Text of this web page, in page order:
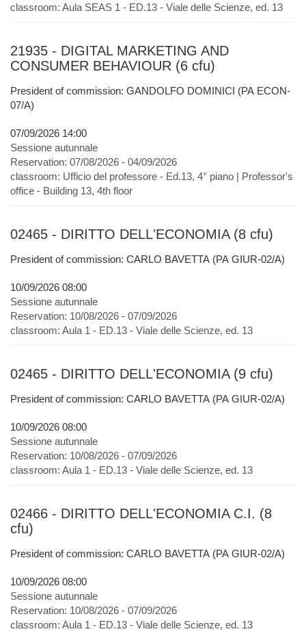
classroom: Aula SEAS 1 - ED.13 - Viale delle Scienze, ed. 13
21935 - DIGITAL MARKETING AND
CONSUMER BEHAVIOUR (6 cfu)
President of commission: GANDOLFO DOMINICI (PA ECON-
07/A)
07/09/2026 14:00
Sessione autunnale
Reservation: 07/08/2026 - 04/09/2026
classroom: Ufficio del professore - Ed.13, 4° piano | Professor's
office - Building 13, 4th floor
02465 - DIRITTO DELL'ECONOMIA (8 cfu)
President of commission: CARLO BAVETTA (PA GIUR-02/A)
10/09/2026 08:00
Sessione autunnale
Reservation: 10/08/2026 - 07/09/2026
classroom: Aula 1 - ED.13 - Viale delle Scienze, ed. 13
02465 - DIRITTO DELL'ECONOMIA (9 cfu)
President of commission: CARLO BAVETTA (PA GIUR-02/A)
10/09/2026 08:00
Sessione autunnale
Reservation: 10/08/2026 - 07/09/2026
classroom: Aula 1 - ED.13 - Viale delle Scienze, ed. 13
02466 - DIRITTO DELL'ECONOMIA C.I. (8
cfu)
President of commission: CARLO BAVETTA (PA GIUR-02/A)
10/09/2026 08:00
Sessione autunnale
Reservation: 10/08/2026 - 07/09/2026
classroom: Aula 1 - ED.13 - Viale delle Scienze, ed. 13